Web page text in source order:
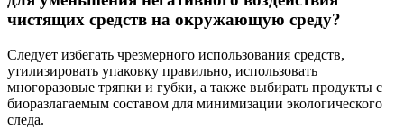
чистящих средств на окружающую среду?
Следует избегать чрезмерного использования средств,
утилизировать упаковку правильно, использовать
многоразовые тряпки и губки, а также выбирать продукты с
биоразлагаемым составом для минимизации экологического
следа.